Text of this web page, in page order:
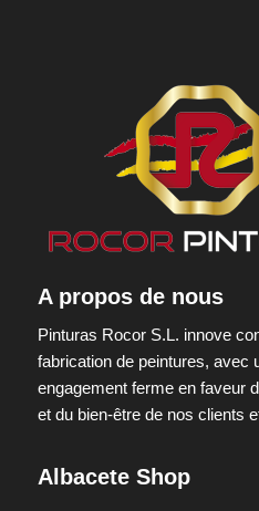
A propos de nous
Pinturas Rocor S.L. innove
fabrication de peintures, avec
engagement ferme en faveur
et du bien-être de nos clients
Albacete Shop